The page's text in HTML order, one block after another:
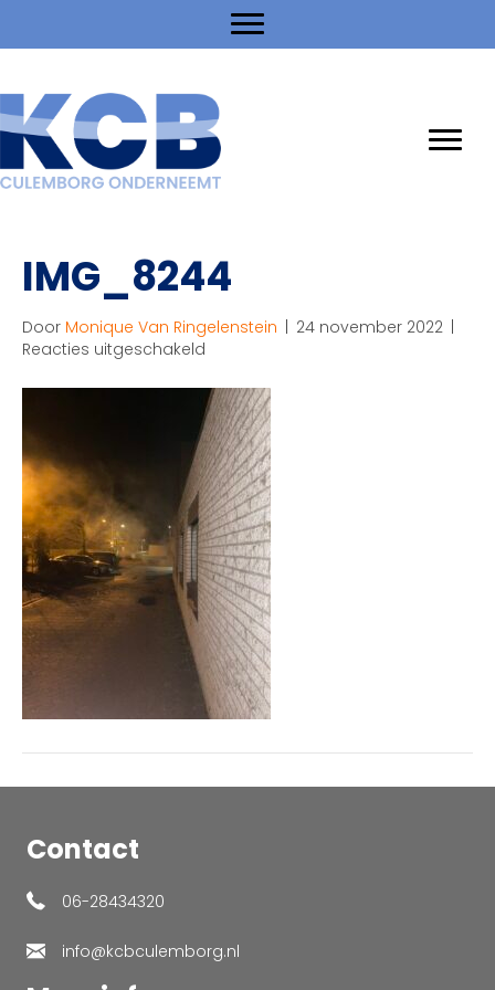
IMG_8244
Door Monique Van Ringelenstein | 24 november 2022 |
Reacties uitgeschakeld
Contact
06-28434320
info@kcbculemborg.nl